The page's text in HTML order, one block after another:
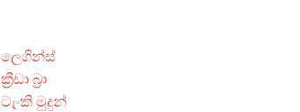
ලෙගින්ස්
ක්‍රීඩා බ්‍රා
ටැංකි මුදුන්